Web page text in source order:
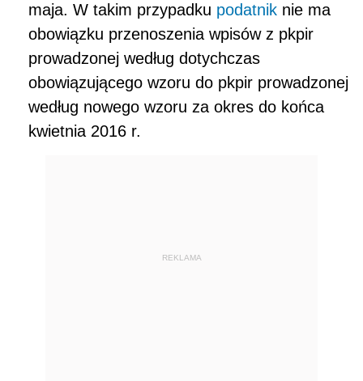
maja. W takim przypadku podatnik nie ma
obowiązku przenoszenia wpisów z pkpir
prowadzonej według dotychczas
obowiązującego wzoru do pkpir prowadzonej
według nowego wzoru za okres do końca
kwietnia 2016 r.
REKLAMA